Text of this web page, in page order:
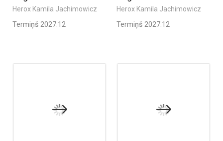
Herox Kamila Jachimowicz
Termiņš 2027.12
Herox Kamila Jachimowicz
Termiņš 2027.12